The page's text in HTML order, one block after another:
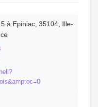
à Epiniac, 35104, Ille-